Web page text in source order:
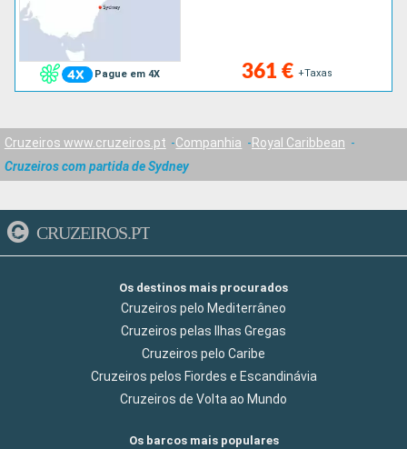
Pague em 4X 361 € +Taxas
Cruzeiros www.cruzeiros.pt Companhia
Royal Caribbean
Cruzeiros com partida de Sydney
CRUZEIROS.PT
Os destinos mais procurados
Cruzeiros pelo Mediterrâneo
Cruzeiros pelas Ilhas Gregas
Cruzeiros pelo Caribe
Cruzeiros pelos Fiordes e Escandinávia
Cruzeiros de Volta ao Mundo
Os barcos mais populares